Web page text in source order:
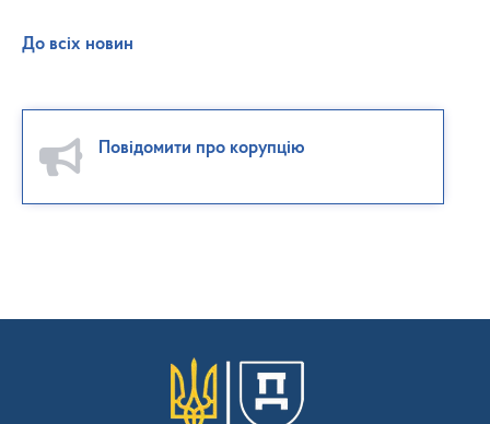
До всіх новин
Повідомити про корупцію